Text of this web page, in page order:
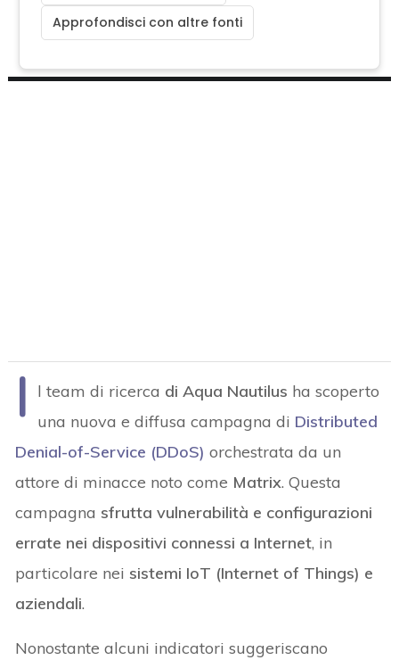
Approfondisci con altre fonti
I l team di ricerca di Aqua Nautilus ha scoperto
una nuova e diffusa campagna di Distributed
Denial-of-Service (DDoS) orchestrata da un
attore di minacce noto come Matrix. Questa
campagna sfrutta vulnerabilità e configurazioni
errate nei dispositivi connessi a Internet, in
particolare nei sistemi IoT (Internet of Things) e
aziendali.
Nonostante alcuni indicatori suggeriscano